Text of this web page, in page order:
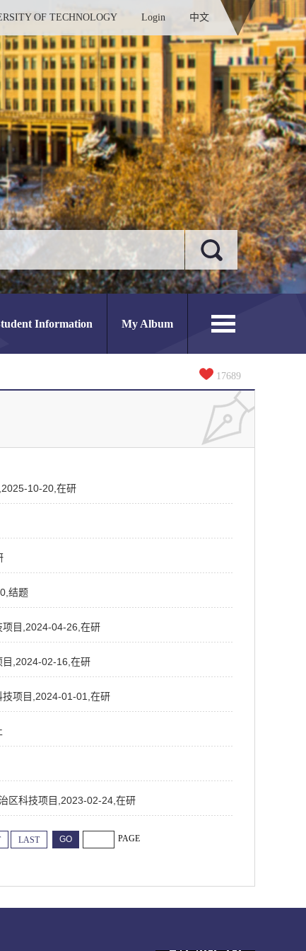
OF TECHNOLOGY Login 中文
Information My Album
17689
10-20,在研
结题
项目,2024-04-26,在研
目,2024-02-16,在研
技项目,2024-01-01,在研
区科技项目,2023-02-24,在研
LAST PAGE